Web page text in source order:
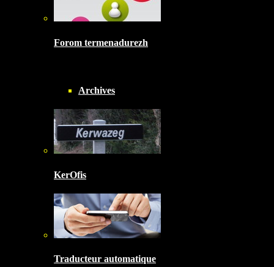
Forom termenadurezh
Archives
KerOfis
Traducteur automatique